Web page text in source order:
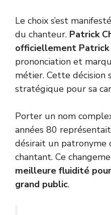
Le choix s’est
du chanteur. Patrick
officiellement Patrick
prononciation et
métier. Cette décision
stratégique pour sa
Porter un nom
années 80
désirait un patronyme
chantant. Ce
meilleure fluidité
grand public.